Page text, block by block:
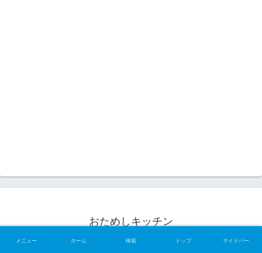
おためしキッチン
© 2008 おためしキッチン.
メニュー ホーム 検索 トップ サイドバー